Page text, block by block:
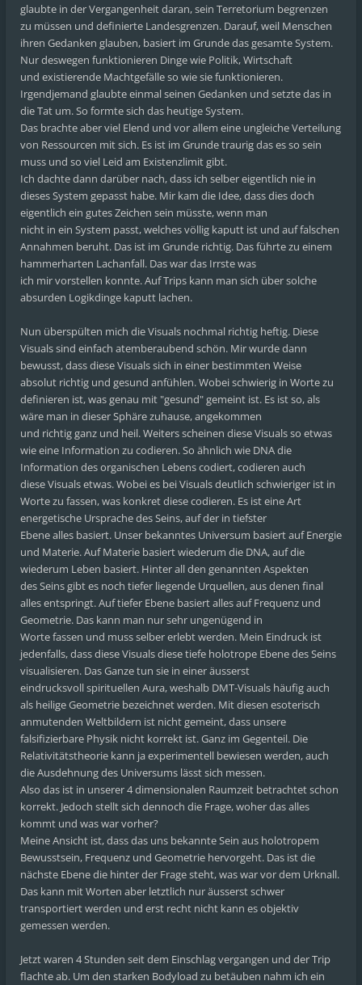
glaubte in der Vergangenheit daran, sein Terretorium begrenzen
zu müssen und definierte Landesgrenzen. Darauf, weil Menschen
ihren Gedanken glauben, basiert im Grunde das gesamte System.
Nur deswegen funktionieren Dinge wie Politik, Wirtschaft
und existierende Machtgefälle so wie sie funktionieren.
Irgendjemand glaubte einmal seinen Gedanken und setzte das in
die Tat um. So formte sich das heutige System.
Das brachte aber viel Elend und vor allem eine ungleiche Verteilung
von Ressourcen mit sich. Es ist im Grunde traurig das es so sein
muss und so viel Leid am Existenzlimit gibt.
Ich dachte dann darüber nach, dass ich selber eigentlich nie in
dieses System gepasst habe. Mir kam die Idee, dass dies doch
eigentlich ein gutes Zeichen sein müsste, wenn man
nicht in ein System passt, welches völlig kaputt ist und auf falschen
Annahmen beruht. Das ist im Grunde richtig. Das führte zu einem
hammerharten Lachanfall. Das war das Irrste was
ich mir vorstellen konnte. Auf Trips kann man sich über solche
absurden Logikdinge kaputt lachen.
Nun überspülten mich die Visuals nochmal richtig heftig. Diese
Visuals sind einfach atemberaubend schön. Mir wurde dann
bewusst, dass diese Visuals sich in einer bestimmten Weise
absolut richtig und gesund anfühlen. Wobei schwierig in Worte zu
definieren ist, was genau mit "gesund" gemeint ist. Es ist so, als
wäre man in dieser Sphäre zuhause, angekommen
und richtig ganz und heil. Weiters scheinen diese Visuals so etwas
wie eine Information zu codieren. So ähnlich wie DNA die
Information des organischen Lebens codiert, codieren auch
diese Visuals etwas. Wobei es bei Visuals deutlich schwieriger ist in
Worte zu fassen, was konkret diese codieren. Es ist eine Art
energetische Ursprache des Seins, auf der in tiefster
Ebene alles basiert. Unser bekanntes Universum basiert auf Energie
und Materie. Auf Materie basiert wiederum die DNA, auf die
wiederum Leben basiert. Hinter all den genannten Aspekten
des Seins gibt es noch tiefer liegende Urquellen, aus denen final
alles entspringt. Auf tiefer Ebene basiert alles auf Frequenz und
Geometrie. Das kann man nur sehr ungenügend in
Worte fassen und muss selber erlebt werden. Mein Eindruck ist
jedenfalls, dass diese Visuals diese tiefe holotrope Ebene des Seins
visualisieren. Das Ganze tun sie in einer äusserst
eindrucksvoll spirituellen Aura, weshalb DMT-Visuals häufig auch
als heilige Geometrie bezeichnet werden. Mit diesen esoterisch
anmutenden Weltbildern ist nicht gemeint, dass unsere
falsifizierbare Physik nicht korrekt ist. Ganz im Gegenteil. Die
Relativitätstheorie kann ja experimentell bewiesen werden, auch
die Ausdehnung des Universums lässt sich messen.
Also das ist in unserer 4 dimensionalen Raumzeit betrachtet schon
korrekt. Jedoch stellt sich dennoch die Frage, woher das alles
kommt und was war vorher?
Meine Ansicht ist, dass das uns bekannte Sein aus holotropem
Bewusstsein, Frequenz und Geometrie hervorgeht. Das ist die
nächste Ebene die hinter der Frage steht, was war vor dem Urknall.
Das kann mit Worten aber letztlich nur äusserst schwer
transportiert werden und erst recht nicht kann es objektiv
gemessen werden.
Jetzt waren 4 Stunden seit dem Einschlag vergangen und der Trip
flachte ab. Um den starken Bodyload zu betäuben nahm ich ein